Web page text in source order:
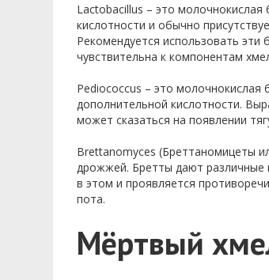
Lactobacillus – это молочнокислая
кислотности и обычно
Рекомендуется использовать эти
чувствительна к компонентам
Pediococcus – это молочнокислая
дополнительной кислотности.
может сказаться на появлении
Brettanomyces (Бреттаномицеты
дрожжей. Бретты дают различные
в этом и проявляется
пота.
Мёртвый